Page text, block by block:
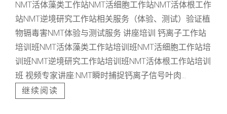
NMT活体藻类工作站NMT活细胞工作站NMT活体根工作
站NMT逆境研究工作站相关服务（体验、测试）验证植
物镉毒害NMT体验与测试服务 讲座培训 钙离子工作站
培训班NMT活体藻类工作站培训班NMT活细胞工作站培
训班NMT逆境研究工作站培训班NMT活体根工作站培训
班 视频专家讲座:NMT瞬时捕捉钙离子信号叶肉...
继续阅读